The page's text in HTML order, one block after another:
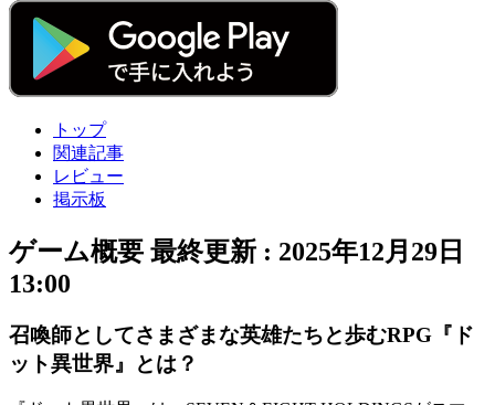
トップ
関連記事
レビュー
掲示板
ゲーム概要 最終更新 : 2025年12月29日
13:00
召喚師としてさまざまな英雄たちと歩むRPG『ド
ット異世界』とは？